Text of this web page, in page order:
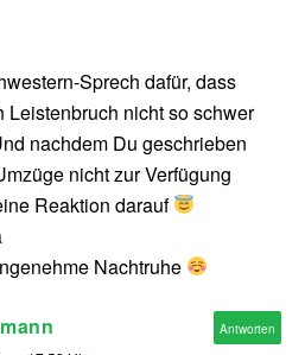
Sprech dafür, dass
Leistenbruch nicht so schwer
nachdem Du geschrieben
nicht zur Verfügung
Reaktion darauf
Nachtruhe
Antworten